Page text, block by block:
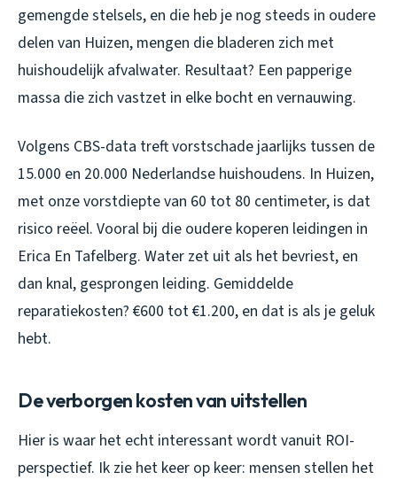
gemengde stelsels, en die heb je nog steeds in oudere
delen van Huizen, mengen die bladeren zich met
huishoudelijk afvalwater. Resultaat? Een papperige
massa die zich vastzet in elke bocht en vernauwing.
Volgens CBS-data treft vorstschade jaarlijks tussen de
15.000 en 20.000 Nederlandse huishoudens. In Huizen,
met onze vorstdiepte van 60 tot 80 centimeter, is dat
risico reëel. Vooral bij die oudere koperen leidingen in
Erica En Tafelberg. Water zet uit als het bevriest, en
dan knal, gesprongen leiding. Gemiddelde
reparatiekosten? €600 tot €1.200, en dat is als je geluk
hebt.
De verborgen kosten van uitstellen
Hier is waar het echt interessant wordt vanuit ROI-
perspectief. Ik zie het keer op keer: mensen stellen het